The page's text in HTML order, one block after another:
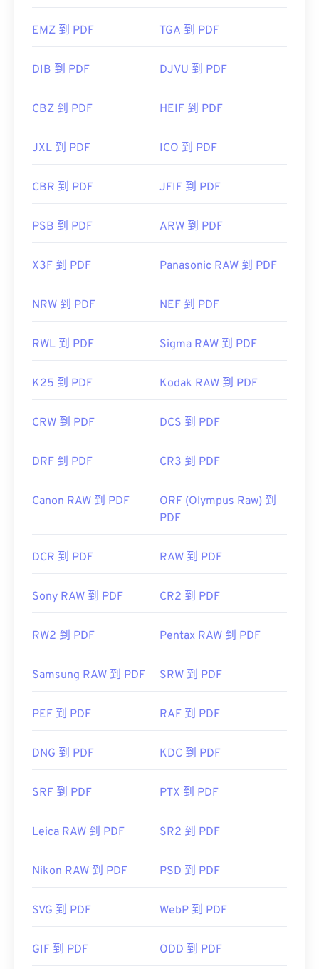
EMZ 到 PDF TGA 到 PDF
DIB 到 PDF DJVU 到 PDF
CBZ 到 PDF HEIF 到 PDF
JXL 到 PDF ICO 到 PDF
CBR 到 PDF JFIF 到 PDF
PSB 到 PDF ARW 到 PDF
X3F 到 PDF Panasonic RAW 到 PDF
NRW 到 PDF NEF 到 PDF
RWL 到 PDF Sigma RAW 到 PDF
K25 到 PDF Kodak RAW 到 PDF
CRW 到 PDF DCS 到 PDF
DRF 到 PDF CR3 到 PDF
Canon RAW 到 PDF
ORF (Olympus Raw) 到
PDF
DCR 到 PDF RAW 到 PDF
Sony RAW 到 PDF CR2 到 PDF
RW2 到 PDF Pentax RAW 到 PDF
Samsung RAW 到 PDF SRW 到 PDF
PEF 到 PDF RAF 到 PDF
DNG 到 PDF KDC 到 PDF
SRF 到 PDF PTX 到 PDF
Leica RAW 到 PDF SR2 到 PDF
Nikon RAW 到 PDF PSD 到 PDF
SVG 到 PDF WebP 到 PDF
GIF 到 PDF ODD 到 PDF